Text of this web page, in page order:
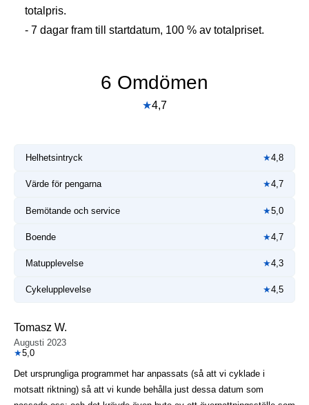
totalpris.
- 7 dagar fram till startdatum, 100 % av totalpriset.
6 Omdömen
★4,7
Helhetsintryck ★4,8
Värde för pengarna ★4,7
Bemötande och service ★5,0
Boende ★4,7
Matupplevelse ★4,3
Cykelupplevelse ★4,5
Tomasz W.
Augusti 2023
★5,0
Det ursprungliga programmet har anpassats (så att vi cyklade i
motsatt riktning) så att vi kunde behålla just dessa datum som